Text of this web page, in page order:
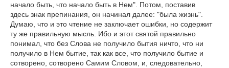
начало быть, что начало быть в Нем". Потом, поставив
здесь знак препинания, он начинал далее: "была жизнь".
Думаю, что и это чтение не заключает ошибки, но содержит
ту же правильную мысль. Ибо и этот святой правильно
понимал, что без Слова не получило бытия ничто, что ни
получило в Нем бытие, так как все, что получило бытие и
сотворено, сотворено Самим Словом, и, следовательно,